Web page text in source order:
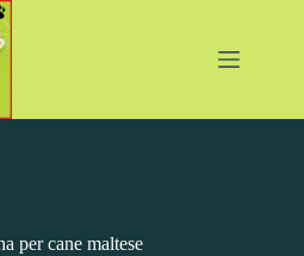
per cane maltese